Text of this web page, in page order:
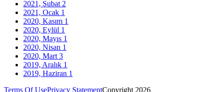
2021, Şubat 2
2021, Ocak 1
2020, Kasım 1
2020, Eylül 1
2020, Mayıs 1
2020, Nisan 1
2020, Mart 3
2019, Aralık 1
2019, Haziran 1
Terms Of UsePrivacy StatementCopyright 2026